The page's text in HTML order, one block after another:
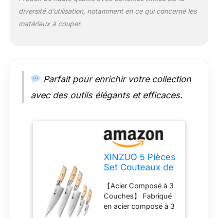
d'aliments avec
texture claire et belle,
et à casser, et peut
mains, ce qui rend la
coupe plus facile et
plus sûre. 【Lame
Tranchante Parfaite】
En utilisant la
manuelle humide
traditionnelle, la
technologie
diversité d’utilisation, notamment en ce qui concerne les
matériaux à couper.
Parfait pour enrichir votre collection
avec des outils élégants et efficaces.
XINZUO 5 Pièces
Set Couteaux de
Composite,
Ensemble de
Couteaux de
【Acier Composé à 3
Couches】 Fabriqué
en acier composé à 3